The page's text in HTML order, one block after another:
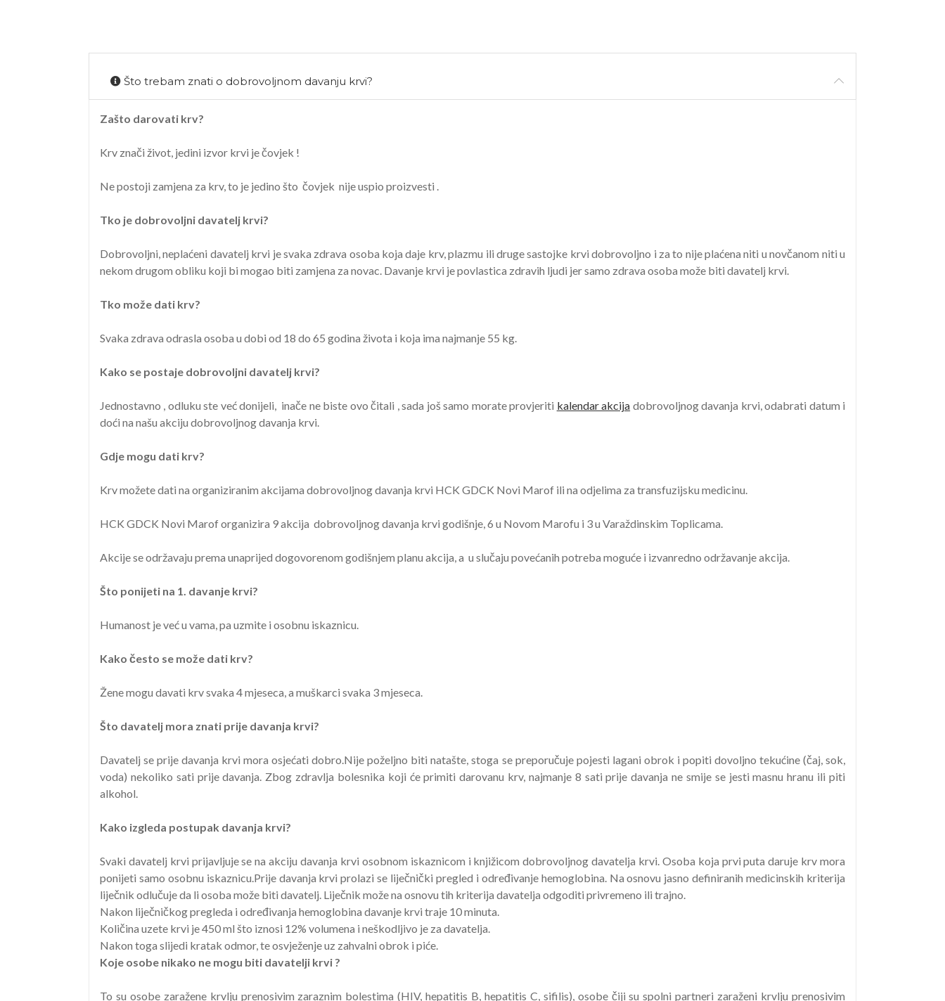
Što trebam znati o dobrovoljnom davanju krvi?
Zašto darovati krv?
Krv znači život, jedini izvor krvi je čovjek !
Ne postoji zamjena za krv, to je jedino što čovjek nije uspio proizvesti .
Tko je dobrovoljni davatelj krvi?
Dobrovoljni, neplaćeni davatelj krvi je svaka zdrava osoba koja daje krv, plazmu ili druge sastojke krvi dobrovoljno i za to nije plaćena niti u novčanom niti u
nekom drugom obliku koji bi mogao biti zamjena za novac. Davanje krvi je povlastica zdravih ljudi jer samo zdrava osoba može biti davatelj krvi.
Tko može dati krv?
Svaka zdrava odrasla osoba u dobi od 18 do 65 godina života i koja ima najmanje 55 kg.
Kako se postaje dobrovoljni davatelj krvi?
Jednostavno , odluku ste već donijeli, inače ne biste ovo čitali , sada još samo morate provjeriti kalendar akcija dobrovoljnog davanja krvi, odabrati datum i
doći na našu akciju dobrovoljnog davanja krvi.
Gdje mogu dati krv?
Krv možete dati na organiziranim akcijama dobrovoljnog davanja krvi HCK GDCK Novi Marof ili na odjelima za transfuzijsku medicinu.
HCK GDCK Novi Marof organizira 9 akcija dobrovoljnog davanja krvi godišnje, 6 u Novom Marofu i 3 u Varaždinskim Toplicama.
Akcije se održavaju prema unaprijed dogovorenom godišnjem planu akcija, a u slučaju povećanih potreba moguće i izvanredno održavanje akcija.
Što ponijeti na 1. davanje krvi?
Humanost je već u vama, pa uzmite i osobnu iskaznicu.
Kako često se može dati krv?
Žene mogu davati krv svaka 4 mjeseca, a muškarci svaka 3 mjeseca.
Što davatelj mora znati prije davanja krvi?
Davatelj se prije davanja krvi mora osjećati dobro.Nije poželjno biti natašte, stoga se preporučuje pojesti lagani obrok i popiti dovoljno tekućine (čaj, sok,
voda) nekoliko sati prije davanja. Zbog zdravlja bolesnika koji će primiti darovanu krv, najmanje 8 sati prije davanja ne smije se jesti masnu hranu ili piti
alkohol.
Kako izgleda postupak davanja krvi?
Svaki davatelj krvi prijavljuje se na akciju davanja krvi osobnom iskaznicom i knjižicom dobrovoljnog davatelja krvi. Osoba koja prvi puta daruje krv mora
ponijeti samo osobnu iskaznicu.Prije davanja krvi prolazi se liječnički pregled i određivanje hemoglobina. Na osnovu jasno definiranih medicinskih kriterija
liječnik odlučuje da li osoba može biti davatelj. Liječnik može na osnovu tih kriterija davatelja odgoditi privremeno ili trajno.
Nakon liječničkog pregleda i određivanja hemoglobina davanje krvi traje 10 minuta.
Količina uzete krvi je 450 ml što iznosi 12% volumena i neškodljivo je za davatelja.
Nakon toga slijedi kratak odmor, te osvježenje uz zahvalni obrok i piće.
Koje osobe nikako ne mogu biti davatelji krvi ?
To su osobe zaražene krvlju prenosivim zaraznim bolestima (HIV, hepatitis B, hepatitis C, sifilis), osobe čiji su spolni partneri zaraženi krvlju prenosivim